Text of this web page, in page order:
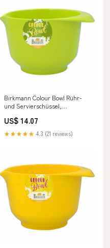
Birkmann Colour Bowl Rühr-
und Servierschüssel,
Melaminharz, Limette, 1 L,
708792 gpsr
US$ 14.07
★★★★★ 4.3 (21 reviews)